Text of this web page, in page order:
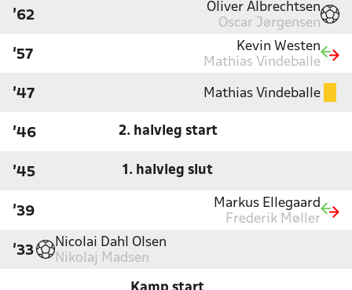
'62
Oliver Albrechtsen
Oscar Jørgensen
'57
Kevin Westen
Mathias Vindeballe
'47 Mathias Vindeballe
'46 2. halvleg start
'45 1. halvleg slut
'39
Markus Ellegaard
Frederik Møller
'33
Nicolai Dahl Olsen
Nikolaj Madsen